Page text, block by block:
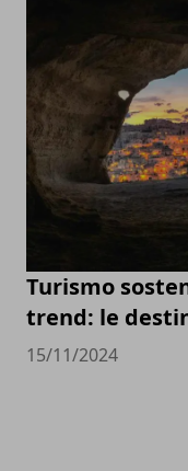
Turismo
trend: le
15/11/2024